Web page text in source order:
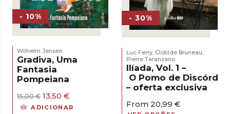
- 10%
Wilhelm Jensen
Gradiva, Uma
Fantasia
Pompeiana
15,00€ O
preço
13,50 €
preço
ADICIONAR
- 30%
Luc Ferry, Clotilde Bruneau
Pierre Taranzano
Ilíada, Vol. 1 –
O Pomo de Discórdia
– oferta exclusiva
From 20,99 €